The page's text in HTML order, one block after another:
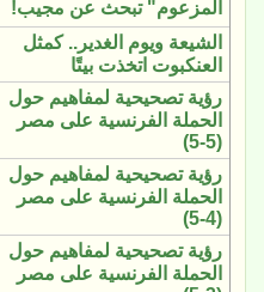
المزعوم" تبحث عن مجيب!
الشيعة ويوم الغدير.. كمثل
العنكبوت اتخذت بيتًا
رؤية تصحيحية لمفاهيم حول
الحملة الفرنسية على مصر
(5-5)
رؤية تصحيحية لمفاهيم حول
الحملة الفرنسية على مصر
(4-5)
رؤية تصحيحية لمفاهيم حول
الحملة الفرنسية على مصر